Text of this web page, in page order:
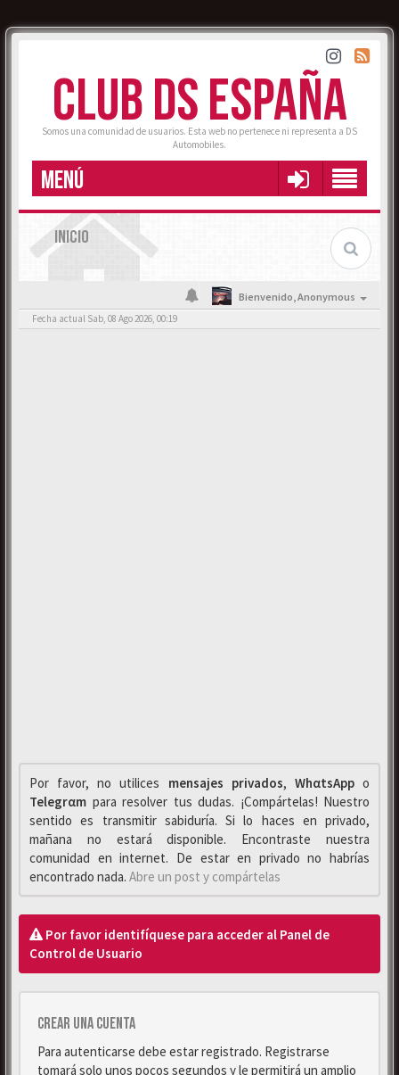
CLUB DS ESPAÑA
Somos una comunidad de usuarios. Esta web no pertenece ni representa a DS
Automobiles.
MENÚ
INICIO
Bienvenido,Anonymous
Fecha actual Sab, 08 Ago 2026, 00:19
Por favor, no utilices mensajes privados, WhαtsAppo
Telegrαm para resolver tus dudas. ¡Compártelas! Nuestro
sentido es transmitir sabiduría. Si lo haces en privado,
mañana no estará disponible. Encontraste nuestra
comunidad en internet. De estar en privado no habrías
encontrado nada. Abre un post y compártelas
Por favor identifíquese para acceder al Panel de
Control de Usuario
Crear una cuenta
Para autenticarse debe estar registrado. Registrarse
tomará solo unos pocos segundos y le permitirá un amplio